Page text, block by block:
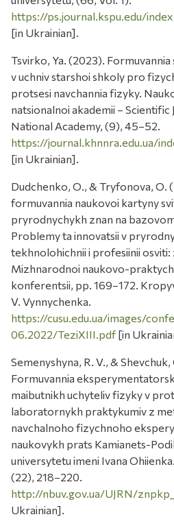
https://ps.journal.kspu.edu/
[in Ukrainian].
Tsvirko, Ya. (2023).
v uchniv starshoi shkoly pro
protsesi navchannia fizyky.
natsionalnoi akademii –
National Academy, (9), 45–52.
https://journal.khnnra.edu.ua/
[in Ukrainian].
Dudchenko, O., & Tryfonova, O.
formuvannia naukovoi kartyny
pryrodnychykh znan na
Problemy ta innovatsii v
tekhnolohichnii i profesiinii
Mizhnarodnoi naukovo-
konferentsii, pp. 169–172.
V. Vynnychenka.
https://cusu.edu.ua/images/
06.2022/TeziXIII.pdf [in
Semenyshyna, R. V., & Shevchuk,
Formuvannia
maibutnikh uchyteliv fizyky v
laboratornykh praktykumiv z
navchalnoho fizychnoho
naukovykh prats Kamianets-
universytetu imeni Ivana
(22), 218–220.
http://nbuv.gov.ua/UJRN/
Ukrainian].